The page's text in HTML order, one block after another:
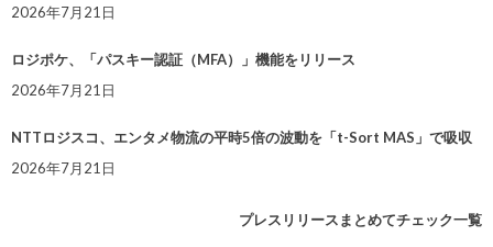
2026年7月21日
ロジポケ、「パスキー認証（MFA）」機能をリリース
2026年7月21日
NTTロジスコ、エンタメ物流の平時5倍の波動を「t-Sort MAS」で吸収
2026年7月21日
プレスリリースまとめてチェック一覧